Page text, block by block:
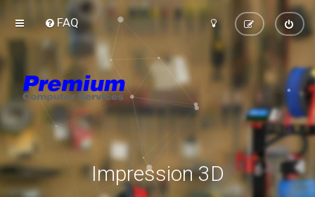
FAQ
Impression 3D